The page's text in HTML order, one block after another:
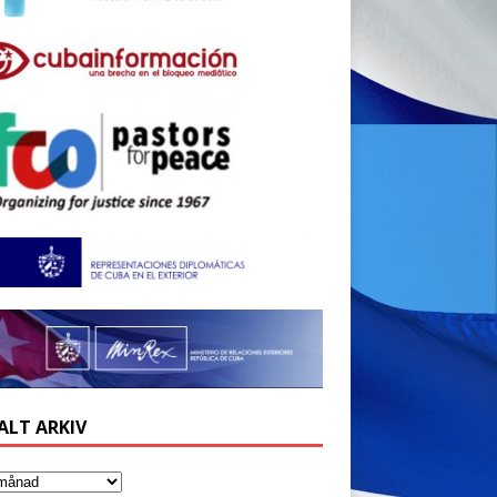
ARKIV